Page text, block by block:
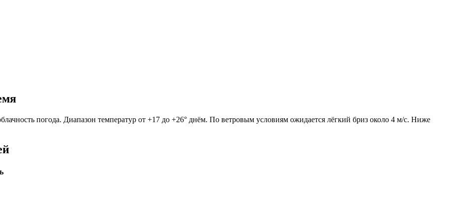
погода. Диапазон температур от +17 до +26° днём. По ветровым условиям ожидается лёгкий бриз около 4 м/с. Ниже